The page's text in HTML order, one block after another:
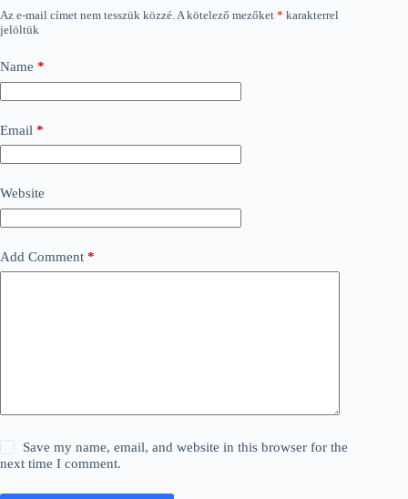
Az e-mail címet nem tesszük közzé.A kötelező mezőket * karakterrel
jelöltük
Name *
Email *
Website
Add Comment *
Save my name, email, and website in this browser for the
next time I comment.